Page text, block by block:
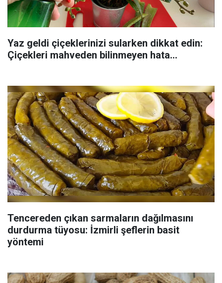
Yaz geldi çiçeklerinizi sularken dikkat edin:
Çiçekleri mahveden bilinmeyen hata...
Tencereden çıkan sarmaların dağılmasını
durdurma tüyosu: İzmirli şeflerin basit
yöntemi